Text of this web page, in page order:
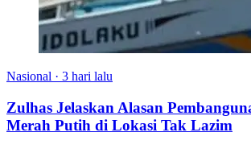
Nasional · 3 hari lalu
Zulhas Jelaskan Alasan
Merah Putih di Lokasi Tak Lazim